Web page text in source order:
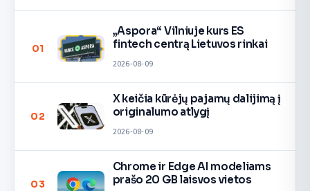
01
„Aspora“ Vilniuje kurs ES
fintech centrą Lietuvos rinkai
2026-08-09
02
X keičia kūrėjų pajamų dalijimą į
originalumo atlygį
2026-08-09
03
Chrome ir Edge AI modeliams
prašo 20 GB laisvos vietos